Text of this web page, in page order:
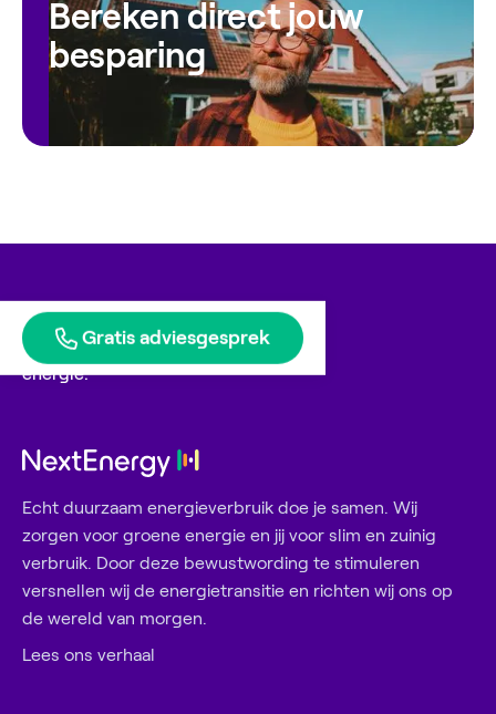
Bereken direct jouw
besparing
Gratis adviesgesprek
Blije klanten geven ons
energie.
Echt duurzaam energieverbruik doe je samen. Wij
zorgen voor groene energie en jij voor slim en zuinig
verbruik. Door deze bewustwording te stimuleren
versnellen wij de energietransitie en richten wij ons op
de wereld van morgen.
Lees ons verhaal